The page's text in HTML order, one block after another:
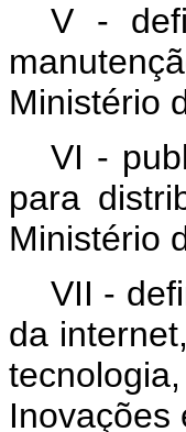
V -
Ministério
VI -
para
Ministério
VII -
da
Inovações